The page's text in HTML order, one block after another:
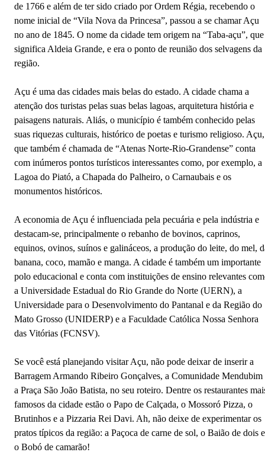
de 1766 e além de ter sido criado por Ordem Régia, recebendo o
nome inicial de “Vila Nova da Princesa”, passou a se chamar Açu
no ano de 1845. O nome da cidade tem origem na “Taba-açu”, que
significa Aldeia Grande, e era o ponto de reunião dos selvagens da
região.
Açu é uma das cidades mais belas do estado. A cidade chama a
atenção dos turistas pelas suas belas lagoas, arquitetura história e
paisagens naturais. Aliás, o município é também conhecido pelas
suas riquezas culturais, histórico de poetas e turismo religioso. Açu,
que também é chamada de “Atenas Norte-Rio-Grandense” conta
com inúmeros pontos turísticos interessantes como, por exemplo, a
Lagoa do Piató, a Chapada do Palheiro, o Carnaubais e os
monumentos históricos.
A economia de Açu é influenciada pela pecuária e pela indústria e
destacam-se, principalmente o rebanho de bovinos, caprinos,
equinos, ovinos, suínos e galináceos, a produção do leite, do mel,
banana, coco, mamão e manga. A cidade é também um importante
polo educacional e conta com instituições de ensino relevantes
a Universidade Estadual do Rio Grande do Norte (UERN), a
Universidade para o Desenvolvimento do Pantanal e da Região do
Mato Grosso (UNIDERP) e a Faculdade Católica Nossa Senhora
das Vitórias (FCNSV).
Se você está planejando visitar Açu, não pode deixar de inserir a
Barragem Armando Ribeiro Gonçalves, a Comunidade Mendubim
a Praça São João Batista, no seu roteiro. Dentre os restaurantes
famosos da cidade estão o Papo de Calçada, o Mossoró Pizza, o
Brutinhos e a Pizzaria Rei Davi. Ah, não deixe de experimentar os
pratos típicos da região: a Paçoca de carne de sol, o Baião de dois e
o Bobó de camarão!